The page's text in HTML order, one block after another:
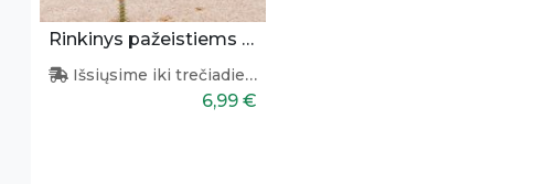
Rinkinys pažeistiems varžtams pašalinti
Išsiųsime iki trečiadienio
6,99 €